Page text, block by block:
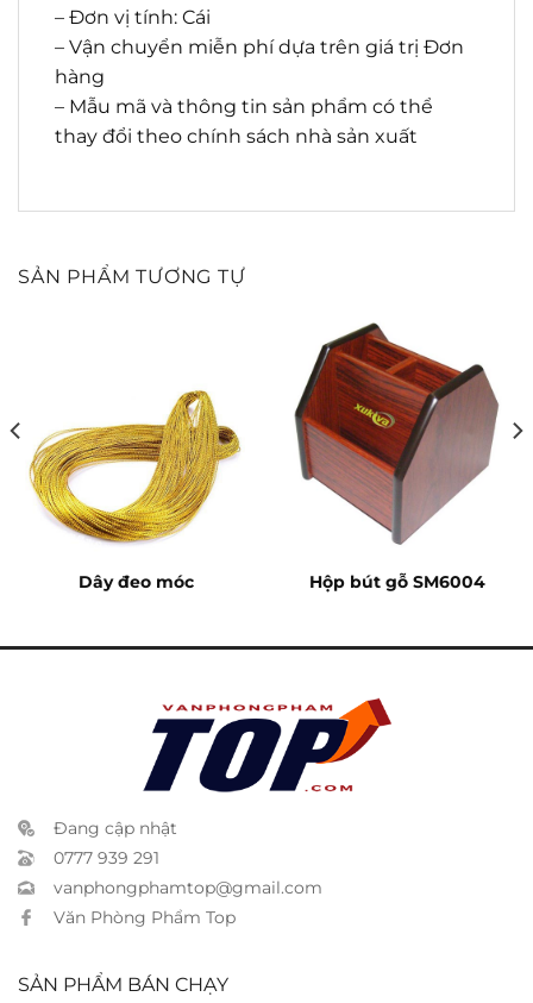
– Đơn vị tính: Cái
– Vận chuyển miễn phí dựa trên giá trị Đơn
hàng
– Mẫu mã và thông tin sản phẩm có thể
thay đổi theo chính sách nhà sản xuất
SẢN PHẨM TƯƠNG TỰ
Dây đeo móc Hộp bút gỗ SM6004
Đang cập nhật
0777 939 291
vanphongphamtop@gmail.com
Văn Phòng Phẩm Top
SẢN PHẨM BÁN CHẠY